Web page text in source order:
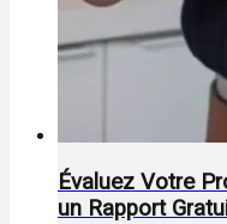
Évaluez Votre
un Rapport